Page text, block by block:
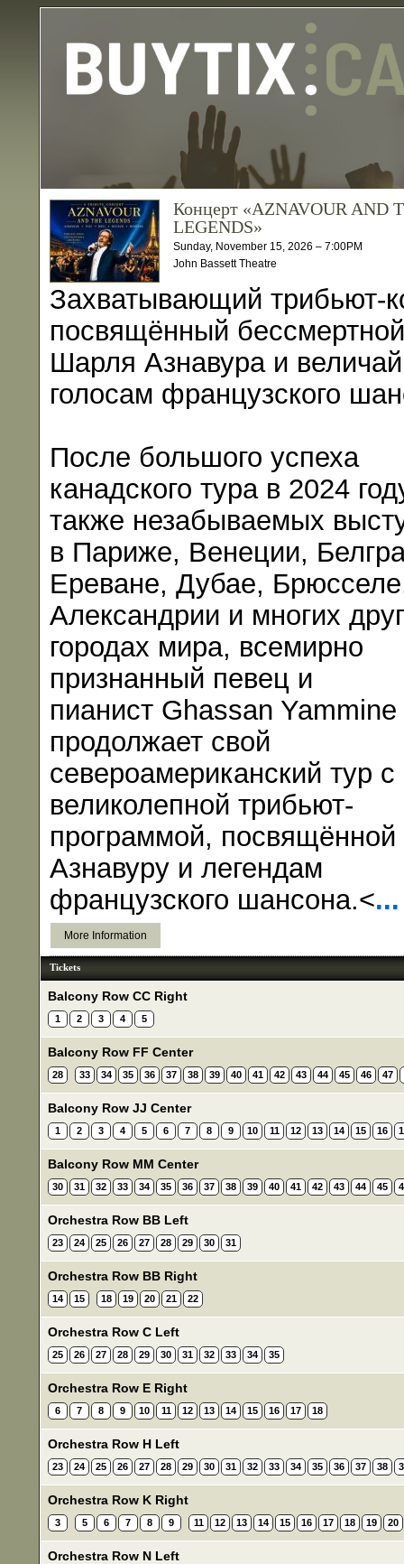
Концерт «AZNAVOUR AND
LEGENDS»
Sunday, November 15, 2026 – 7:00PM
John Bassett Theatre
Захватывающий трибьют-
посвящённый
Шарля Азнавура и
голосам французского
После большого успеха
канадского тура в 2024
также незабываемых
в Париже, Венеции,
Ереване, Дубае,
Александрии и многих
городах мира, всемирно
признанный певец и
пианист Ghassan Yammine
продолжает свой
североамериканский тур с
великолепной трибьют-
программой,
Азнавуру и легендам
французского шансона.<...
More Information
Tickets
Balcony Row CC Right
1 2 3 4 5
Balcony Row FF Center
28 33 34 35 36 37 38 39 40 41 42 43 44 45 46 47
Balcony Row JJ Center
1 2 3 4 5 6 7 8 9 10 11 12 13 14 15 16
Balcony Row MM Center
30 31 32 33 34 35 36 37 38 39 40 41 42 43 44 45
Orchestra Row BB Left
23 24 25 26 27 28 29 30 31
Orchestra Row BB Right
14 15 18 19 20 21 22
Orchestra Row C Left
25 26 27 28 29 30 31 32 33 34 35
Orchestra Row E Right
6 7 8 9 10 11 12 13 14 15 16 17 18
Orchestra Row H Left
23 24 25 26 27 28 29 30 31 32 33 34 35 36 37 38
Orchestra Row K Right
3 5 6 7 8 9 11 12 13 14 15 16 17 18 19 20
Orchestra Row N Left